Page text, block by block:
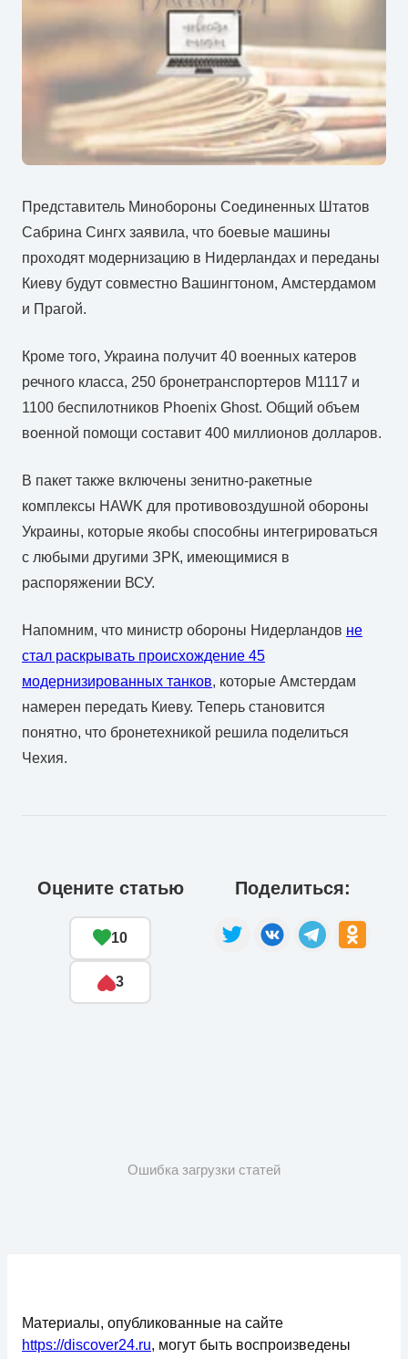
Представитель Минобороны Соединенных Штатов
Сабрина Сингх заявила, что боевые машины
проходят модернизацию в Нидерландах и переданы
Киеву будут совместно Вашингтоном, Амстердамом
и Прагой.
Кроме того, Украина получит 40 военных катеров
речного класса, 250 бронетранспортеров М1117 и
1100 беспилотников Phoenix Ghost. Общий объем
военной помощи составит 400 миллионов долларов.
В пакет также включены зенитно-ракетные
комплексы HAWK для противовоздушной обороны
Украины, которые якобы способны интегрироваться
с любыми другими ЗРК, имеющимися в
распоряжении ВСУ.
Напомним, что министр обороны Нидерландов не
стал раскрывать происхождение 45
модернизированных танков, которые Амстердам
намерен передать Киеву. Теперь становится
понятно, что бронетехникой решила поделиться
Чехия.
Оцените статью
10
3
Поделиться:
Ошибка загрузки статей
Материалы, опубликованные на сайте
https://discover24.ru, могут быть воспроизведены